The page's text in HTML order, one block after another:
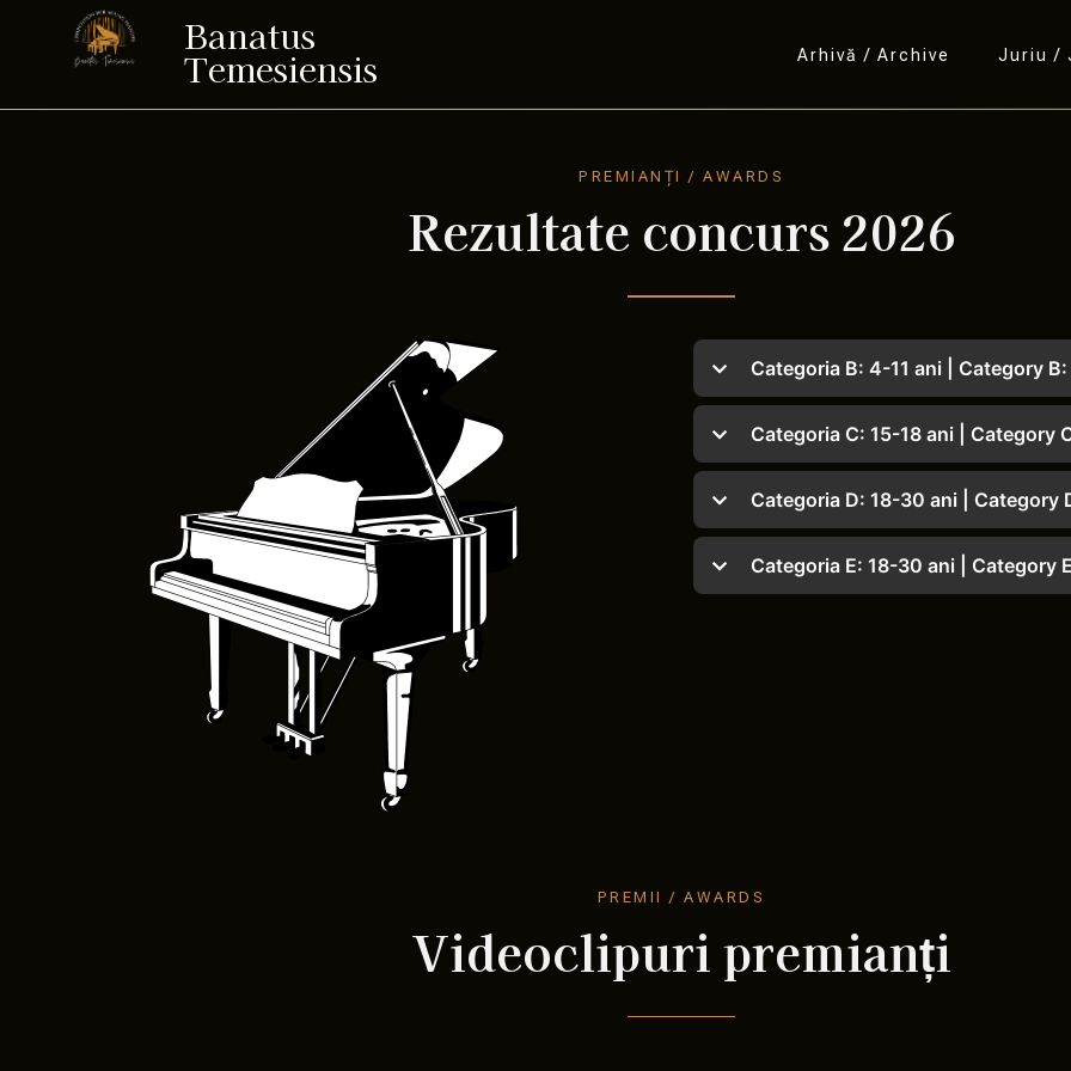
Banatus
Temesiensis Arhivă / Archive Juriu /
PREMIANȚI / AWARDS
Rezultate concurs 2026
Categoria B: 4-11 ani | Category
Categoria C: 15-18 ani | Category
Categoria D: 18-30 ani | Category
Categoria E: 18-30 ani | Category
PREMII / AWARDS
Videoclipuri premianți